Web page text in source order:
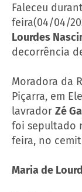
Faleceu
feira(04/04/
Lourdes
decorrência
Moradora da
Piçarra, em
lavrador Zé
foi sepultado
feira, no
Maria de